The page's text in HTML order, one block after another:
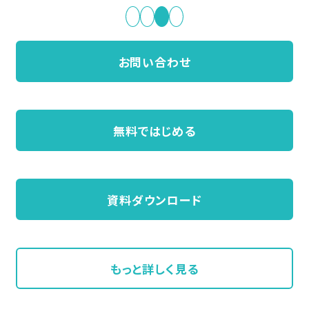
お問い合わせ
無料ではじめる
資料ダウンロード
もっと詳しく見る